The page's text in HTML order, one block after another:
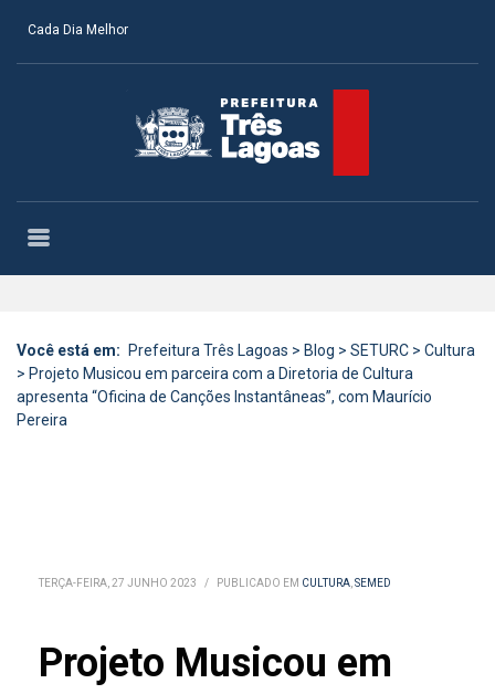
Cada Dia Melhor
Você está em: Prefeitura Três Lagoas > Blog > SETURC > Cultura
> Projeto Musicou em parceira com a Diretoria de Cultura
apresenta “Oficina de Canções Instantâneas”, com Maurício
Pereira
TERÇA-FEIRA, 27 JUNHO 2023 / PUBLICADO EM CULTURA,SEMED
Projeto Musicou em